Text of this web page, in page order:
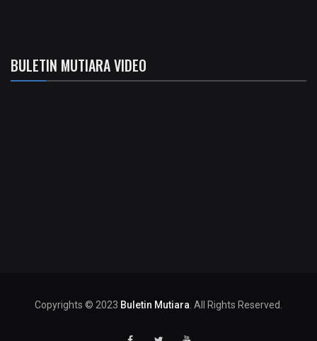
BULETIN MUTIARA VIDEO
Copyrights © 2023 Buletin Mutiara . All Rights Reserved.